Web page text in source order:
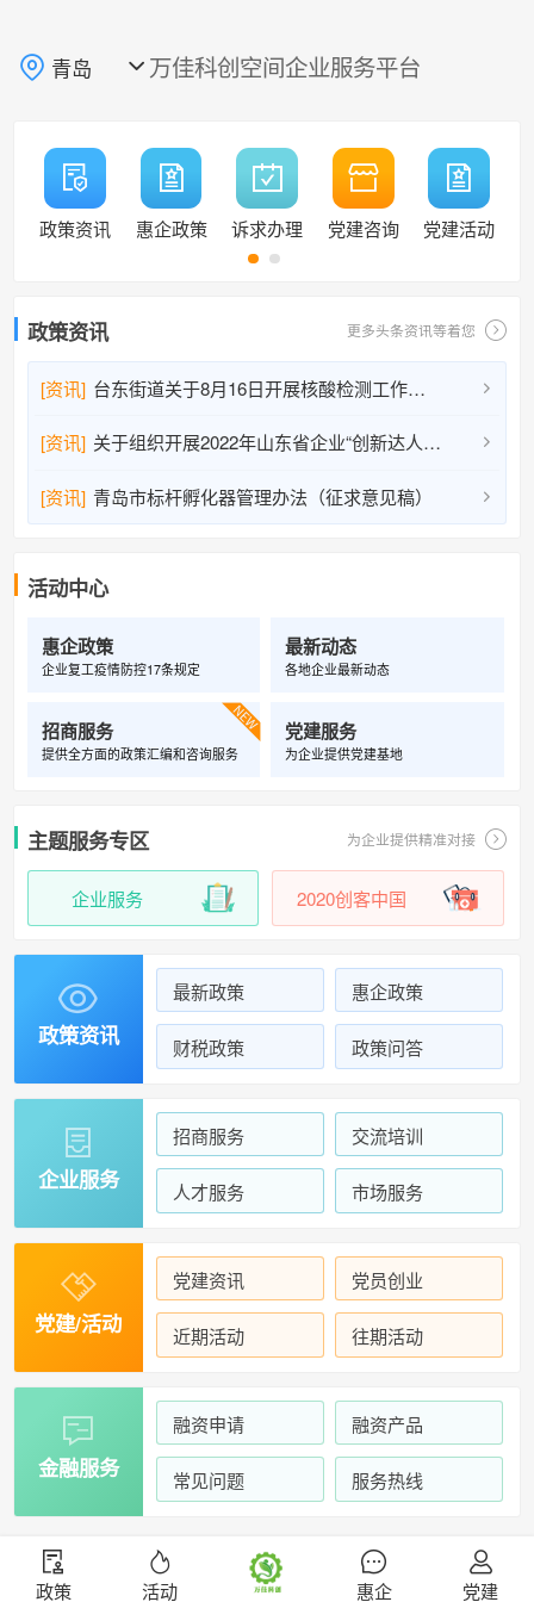
 青岛 万佳科创空间企业服务平台
政策资讯 惠企政策 诉求办理 党建咨询 党建活动
政策资讯 更多头条资讯等着您
[资讯] 台东街道关于8月16日开展核酸检测工作的通告 
[资讯] 关于组织开展2022年山东省企业“创新达人”宣讲活动人选推荐工作的通知 
[资讯] 青岛市标杆孵化器管理办法（征求意见稿） 
活动中心
惠企政策
企业复工疫情防控17条规定
最新动态
各地企业最新动态
招商服务
提供全方面的政策汇编和咨询服务
 党建服务
为企业提供党建基地
主题服务专区 为企业提供精准对接
企业服务 2020创客中国

政策资讯
最新政策 惠企政策
财税政策 政策问答

企业服务
招商服务 交流培训
人才服务 市场服务

党建/活动
党建资讯 党员创业
近期活动 往期活动

金融服务
融资申请 融资产品
常见问题 服务热线
政策 活动 惠企 党建